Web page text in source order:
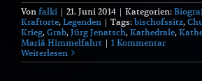
Von falki | 21. Juni 2014 | Kategorien:
Kraftorte, Legenden | Tags: bischofssitz,
Krieg, Grab, Jürg Jenatsch, Kathedrale,
Mariä Himmelfahrt | 1 Kommentar
Weiterlesen